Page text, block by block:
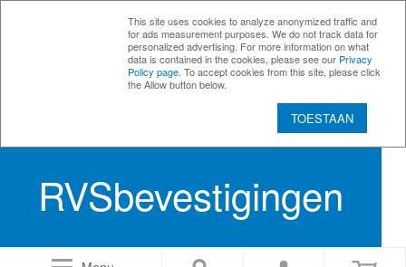
This site uses cookies to analyze anonymized traffic and
for ads measurement purposes. We do not track data for
personalized advertising. For more information on what
data is contained in the cookies, please see our Privacy
Policy page . To accept cookies from this site, please click
the Allow button below.
TOESTAAN
RVSbevestigingen